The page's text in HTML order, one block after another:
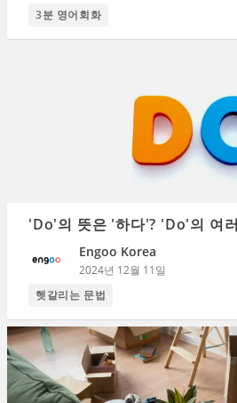
3분 영어회화
'Do'의 뜻은 '하다'? 'Do'의 여
Engoo Korea
2024년 12월 11일
헷갈리는 문법